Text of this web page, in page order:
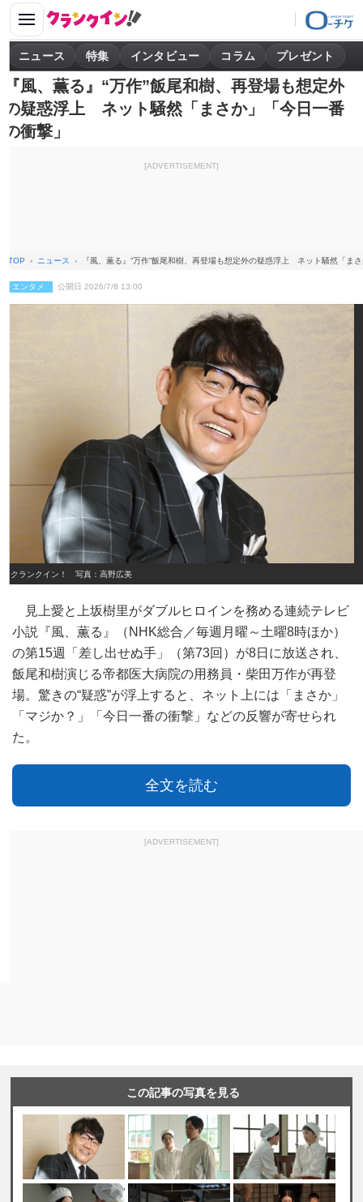
ニュース 特集 インタビュー コラム プレゼント
『風、薫る』“万作”飯尾和樹、再登場も想定外
の疑惑浮上 ネット騒然「まさか」「今日一番
の衝撃」
[ADVERTISEMENT]
TOP ニュース 『風、薫る』“万作”飯尾和樹、再登場も想定外の疑惑浮上 ネット騒然「ま
エンタメ 公開日 2026/7/8 13:00
クランクイン！ 写真：高野広美
見上愛と上坂樹里がダブルヒロインを務める連続テレビ
小説『風、薫る』（NHK総合／毎週月曜～土曜8時ほか）
の第15週「差し出せぬ手」（第73回）が8日に放送され、
飯尾和樹演じる帝都医大病院の用務員・柴田万作が再登
場。驚きの“疑惑”が浮上すると、ネット上には「まさか」
「マジか？」「今日一番の衝撃」などの反響が寄せられ
た。
全文を読む
[ADVERTISEMENT]
この記事の写真を見る